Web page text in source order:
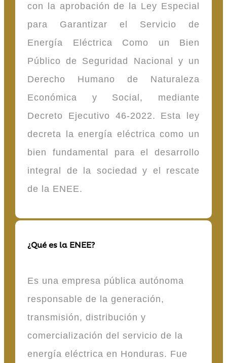
con la aprobación de la Ley Especial
para Garantizar el Servicio de
Energía Eléctrica Como un Bien
Público de Seguridad Nacional y un
Derecho Humano de Naturaleza
Económica y Social, mediante
Decreto Ejecutivo 46-2022. Esta ley
decreta la energía eléctrica como un
bien fundamental para el desarrollo
integral de la sociedad y el rescate
de la ENEE.
¿Qué es la ENEE?
Es una empresa pública autónoma
responsable de la generación,
transmisión, distribución y
comercialización del servicio de la
energía eléctrica en Honduras. Fue